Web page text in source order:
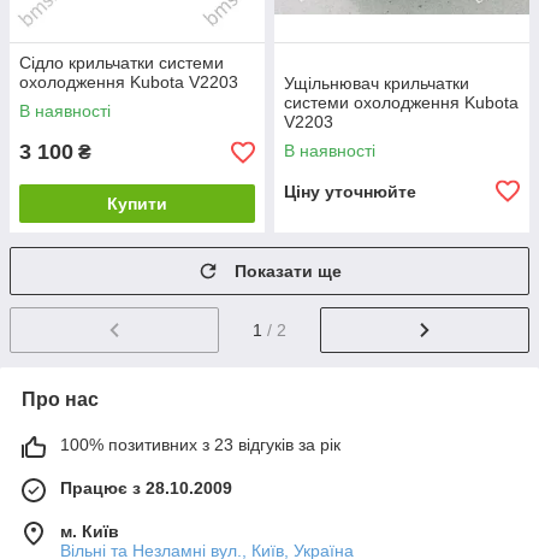
Сідло крильчатки системи
охолодження Kubota V2203
В наявності
3 100 ₴
Купити
Ущільнювач крильчатки
системи охолодження Kubota
V2203
В наявності
Ціну уточнюйте
Показати ще
1 / 2
Про нас
100% позитивних з 23 відгуків за рік
Працює з 28.10.2009
м. Київ
Вільні та Незламні вул., Київ, Україна